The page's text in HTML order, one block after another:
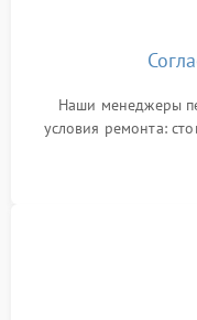
Наши менеджеры
условия ремонта: